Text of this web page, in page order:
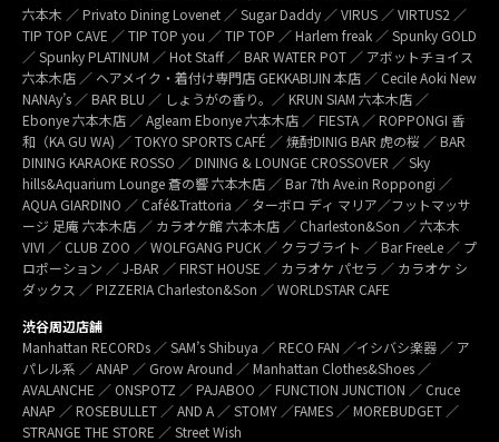
六本木 ／ Privato Dining Lovenet ／ Sugar Daddy ／ VIRUS ／ VIRTUS2 ／
TIP TOP CAVE ／ TIP TOP you ／ TIP TOP ／ Harlem freak ／ Spunky GOLD
／ Spunky PLATINUM ／ Hot Staff ／ BAR WATER POT ／ アボットチョイス
六本木店 ／ ヘアメイク・着付け専門店 GEKKABIJIN 本店 ／ Cecile Aoki New
NANAy’s ／ BAR BLU ／ しょうがの香り。／ KRUN SIAM 六本木店 ／
Ebonye 六本木店 ／ Agleam Ebonye 六本木店 ／ FIESTA ／ ROPPONGI 香
和（KA GU WA) ／ TOKYO SPORTS CAFÉ ／ 焼酎DINIG BAR 虎の桜 ／ BAR
DINING KARAOKE ROSSO ／ DINING & LOUNGE CROSSOVER ／ Sky
hills&Aquarium Lounge 蒼の響 六本木店 ／ Bar 7th Ave.in Roppongi ／
AQUA GIARDINO ／ Café&Trattoria ／ ターボロ ディ マリア／フットマッサ
ージ 足庵 六本木店 ／ カラオケ館 六本木店 ／ Charleston&Son ／ 六本木
VIVI ／ CLUB ZOO ／ WOLFGANG PUCK ／ クラブライト ／ Bar FreeLe ／ プ
ロポーション ／ J-BAR ／ FIRST HOUSE ／ カラオケ パセラ ／ カラオケ シ
ダックス ／ PIZZERIA Charleston&Son ／ WORLDSTAR CAFE
渋谷周辺店舗
Manhattan RECORDs ／ SAM’s Shibuya ／ RECO FAN ／イシバシ楽器 ／ ア
パレル系 ／ ANAP ／ Grow Around ／ Manhattan Clothes&Shoes ／
AVALANCHE ／ ONSPOTZ ／ PAJABOO ／ FUNCTION JUNCTION ／ Cruce
ANAP ／ ROSEBULLET ／ AND A ／ STOMY ／FAMES ／ MOREBUDGET ／
STRANGE THE STORE ／ Street Wish